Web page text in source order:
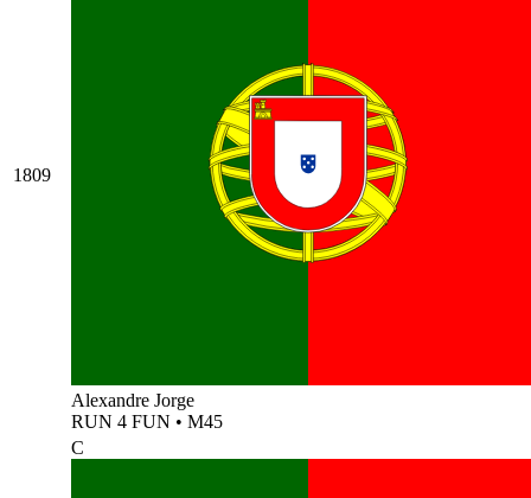
1809
Alexandre Jorge
RUN 4 FUN • M45
C